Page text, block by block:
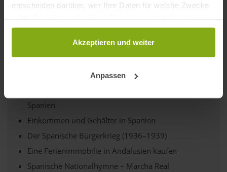
entscheiden darüber, wer Ihre Daten für welche Zwecke
Cookie-Erklärung oder durch Klicken auf das Privacy
Trigger Symbol ändern oder widerrufen
Informationen über Ihre geografische Lage
können
Ihr Gerät durch aktives Scannen nach
Erfahren Sie mehr darüber, wie Ihre persönlichen Daten
verarbeitet werden, und legen Sie Ihre Präferenzen im
Abschnitt Einzelheitenfest.
Akzeptieren und weiter
Anpassen
Spanien
Einkommen und Gehälter in Spanien
Der Spanische Bürgerkrieg (1936–1939)
Eine Ferienimmobilie in Andalusien kaufen
Spanische Nationalhymne – Marcha Real